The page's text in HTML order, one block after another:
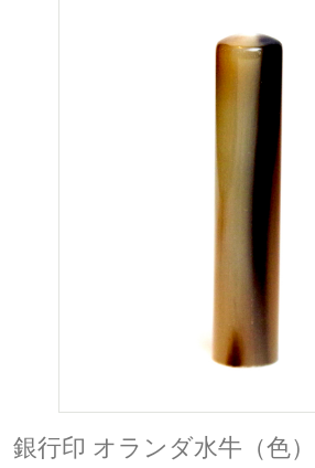
銀行印 オランダ水牛（色